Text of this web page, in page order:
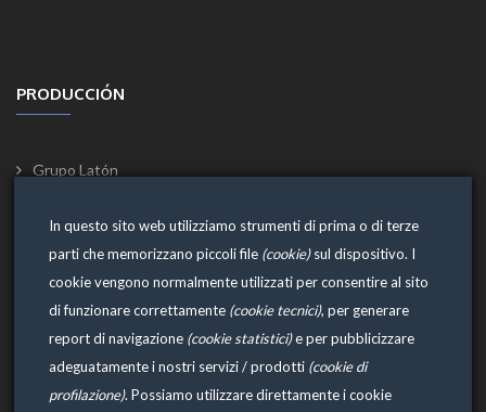
PRODUCCIÓN
Grupo Latón
Boquilla Perforada
Portagoma
Portagoma Roscados
Grifería Cerveza
In questo sito web utilizziamo strumenti di prima o di terze
parti che memorizzano piccoli file (cookie)sul dispositivo. I
cookie vengono normalmente utilizzati per consentire al sito
di funzionare correttamente (cookie tecnici), per generare
report di navigazione (cookie statistici)e per pubblicizzare
adeguatamente i nostri servizi / prodotti (cookie di
profilazione). Possiamo utilizzare direttamente i cookie